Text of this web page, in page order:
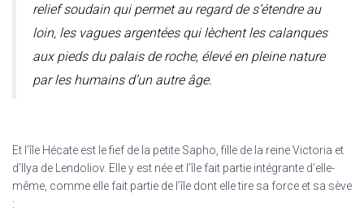
relief soudain qui permet au regard de s’étendre au
loin, les vagues argentées qui lèchent les calanques
aux pieds du palais de roche, élevé en pleine nature
par les humains d’un autre âge.
Et l’île Hécate est le fief de la petite Sapho, fille de la reine Victoria et
d’Ilya de Lendoliov. Elle y est née et l’île fait partie intégrante d’elle-
même, comme elle fait partie de l’île dont elle tire sa force et sa sève
: